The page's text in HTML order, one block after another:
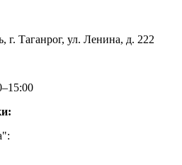
г. Таганрог, ул. Ленина, д. 222